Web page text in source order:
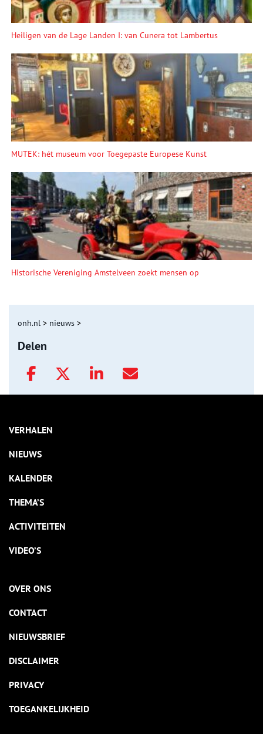
Heiligen van de Lage Landen I: van Cunera tot Lambertus
MUTEK: hét museum voor Toegepaste Europese Kunst
Historische Vereniging Amstelveen zoekt mensen op
onh.nl > nieuws >
Delen
VERHALEN
NIEUWS
KALENDER
THEMA’S
ACTIVITEITEN
VIDEO’S
OVER ONS
CONTACT
NIEUWSBRIEF
DISCLAIMER
PRIVACY
TOEGANKELIJKHEID